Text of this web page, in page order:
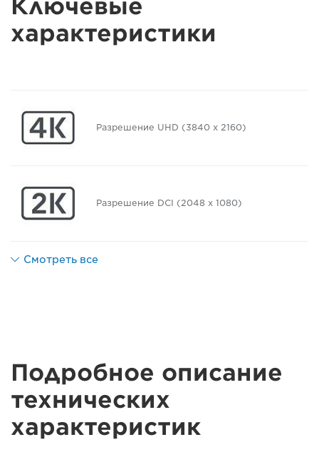
Ключевые
характеристики
Разрешение UHD (3840 x 2160)
Разрешение DCI (2048 x 1080)
Смотреть все
Подробное описание
технических
характеристик